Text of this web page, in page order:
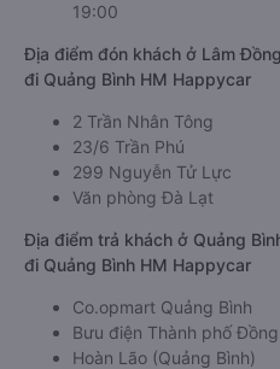
19:00
Địa điểm đón khách ở Lâm
đi Quảng Bình HM Happycar
2 Trần Nhân Tông
23/6 Trần Phú
299 Nguyễn Tử Lực
Văn phòng Đà Lạt
Địa điểm trả khách ở Quảng
đi Quảng Bình HM Happycar
Co.opmart Quảng Bình
Bưu điện Thành phố
Hoàn Lão (Quảng Bình)